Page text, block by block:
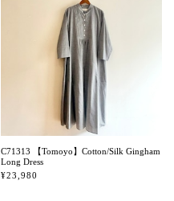
C71313 【Tomoyo】Cotton/Silk Gingham
Long Dress
¥23,980